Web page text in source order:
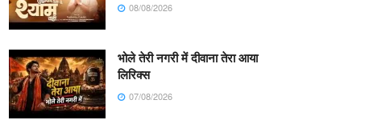
08/08/2026
भोले तेरी नगरी में दीवाना तेरा आया
लिरिक्स
07/08/2026